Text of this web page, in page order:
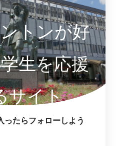
トンが好
生を応援
サイト
ったらフォローしよう